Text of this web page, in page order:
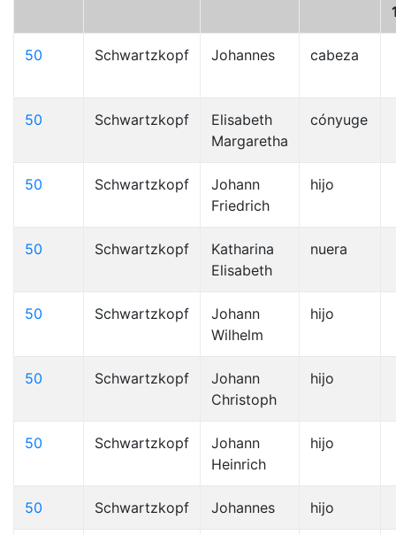
50 Schwartzkopf Johannes cabeza
50 Schwartzkopf
Elisabeth
Margaretha
cónyuge
50 Schwartzkopf
Johann
Friedrich
hijo
50 Schwartzkopf
Katharina
Elisabeth
nuera
50 Schwartzkopf
Johann
Wilhelm
hijo
50 Schwartzkopf
Johann
Christoph
hijo
50 Schwartzkopf
Johann
Heinrich
hijo
50 Schwartzkopf Johannes hijo